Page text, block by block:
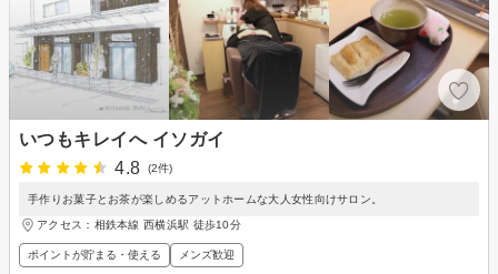
いつもキレイへ イソガイ
4.8
(2件)
手作りお菓子とお茶が楽しめるアットホームな大人女性向けサロン。
アクセス：相鉄本線 西横浜駅 徒歩10分
ポイントが貯まる・使える メンズ歓迎